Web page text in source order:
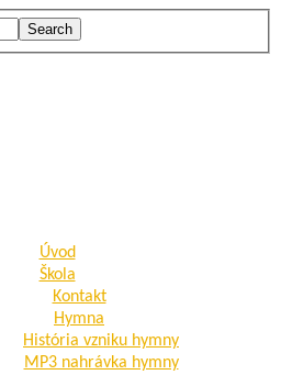
Úvod
Škola
Kontakt
Hymna
História vzniku hymny
MP3 nahrávka hymny